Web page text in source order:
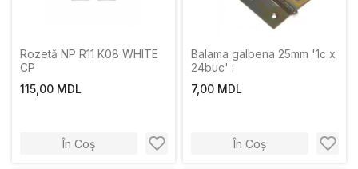
Rozetă NP R11 K08 WHITE
CP
115,00 MDL
În Coș
Balama galbena 25mm '1c x
24buc' :
7,00 MDL
În Coș